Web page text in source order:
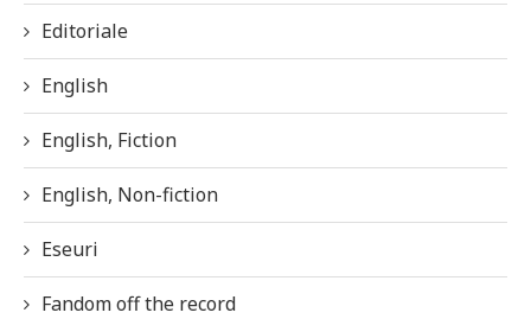
Editoriale
English
English, Fiction
English, Non-fiction
Eseuri
Fandom off the record